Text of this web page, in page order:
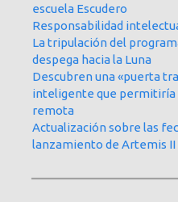
escuela Escudero
Responsabilidad
La tripulación del
despega hacia la Luna
Descubren una «puerta
inteligente que
remota
Actualización sobre las
lanzamiento de Artemis II